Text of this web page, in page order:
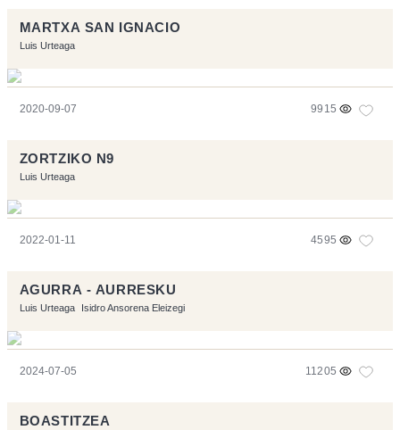
MARTXA SAN IGNACIO
Luis Urteaga
2020-09-07 9915
ZORTZIKO N9
Luis Urteaga
2022-01-11 4595
AGURRA - AURRESKU
Luis Urteaga Isidro Ansorena Eleizegi
2024-07-05 11205
BOASTITZEA